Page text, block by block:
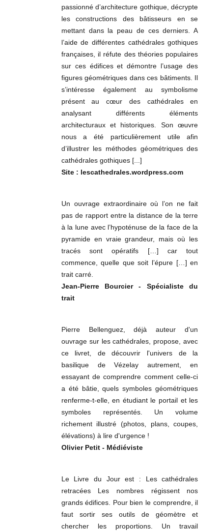
passionné d’architecture gothique, décrypte
les constructions des bâtisseurs en se
mettant dans la peau de ces derniers. A
l’aide de différentes cathédrales gothiques
françaises, il réfute des théories populaires
sur ces édifices et démontre l’usage des
figures géométriques dans ces bâtiments. Il
s’intéresse également au symbolisme
présent au cœur des cathédrales en
analysant différents éléments
architecturaux et historiques. Son œuvre
nous a été particulièrement utile afin
d’illustrer les méthodes géométriques des
cathédrales gothiques [...]
Site : lescathedrales.wordpress.com
Un ouvrage extraordinaire où l’on ne fait
pas de rapport entre la distance de la terre
à la lune avec l’hypoténuse de la face de la
pyramide en vraie grandeur, mais où les
tracés sont opératifs […] car tout
commence, quelle que soit l’épure […] en
trait carré.
Jean-Pierre Bourcier - Spécialiste du
trait
Pierre Bellenguez, déjà auteur d'un
ouvrage sur les cathédrales, propose, avec
ce livret, de découvrir l'univers de la
basilique de Vézelay autrement, en
essayant de comprendre comment celle-ci
a été bâtie, quels symboles géométriques
renferme-t-elle, en étudiant le portail et les
symboles représentés. Un volume
richement illustré (photos, plans, coupes,
élévations) à lire d'urgence !
Olivier Petit - Médiéviste
Le Livre du Jour est : Les cathédrales
retracées Les nombres régissent nos
grands édifices. Pour bien le comprendre, il
faut sortir ses outils de géomètre et
chercher les proportions. Un travail